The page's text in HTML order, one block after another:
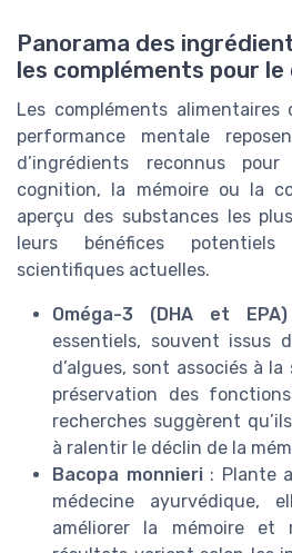
Panorama des
les compléments pour le
Les compléments
performance mentale
d’ingrédients reconnus
cognition, la mémoire ou la
aperçu des substances les
leurs bénéfices
scientifiques actuelles.
Oméga-3 (DHA et EPA)
essentiels, souvent issus
d’algues, sont associés à
préservation des
recherches suggèrent
à ralentir le déclin de la
Bacopa monnieri: Plante
médecine ayurvédique,
améliorer la mémoire et